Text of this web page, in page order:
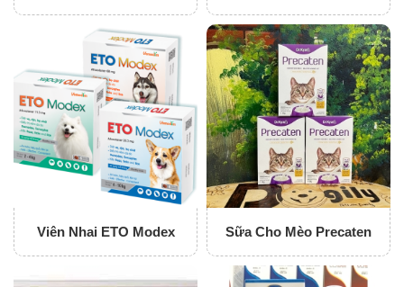
Nutri-Plus Gel
Viên Nhai ETO Modex Sữa Cho Mèo Precaten